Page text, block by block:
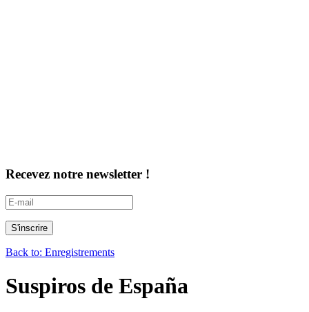
Recevez notre newsletter !
Back to: Enregistrements
Suspiros de España